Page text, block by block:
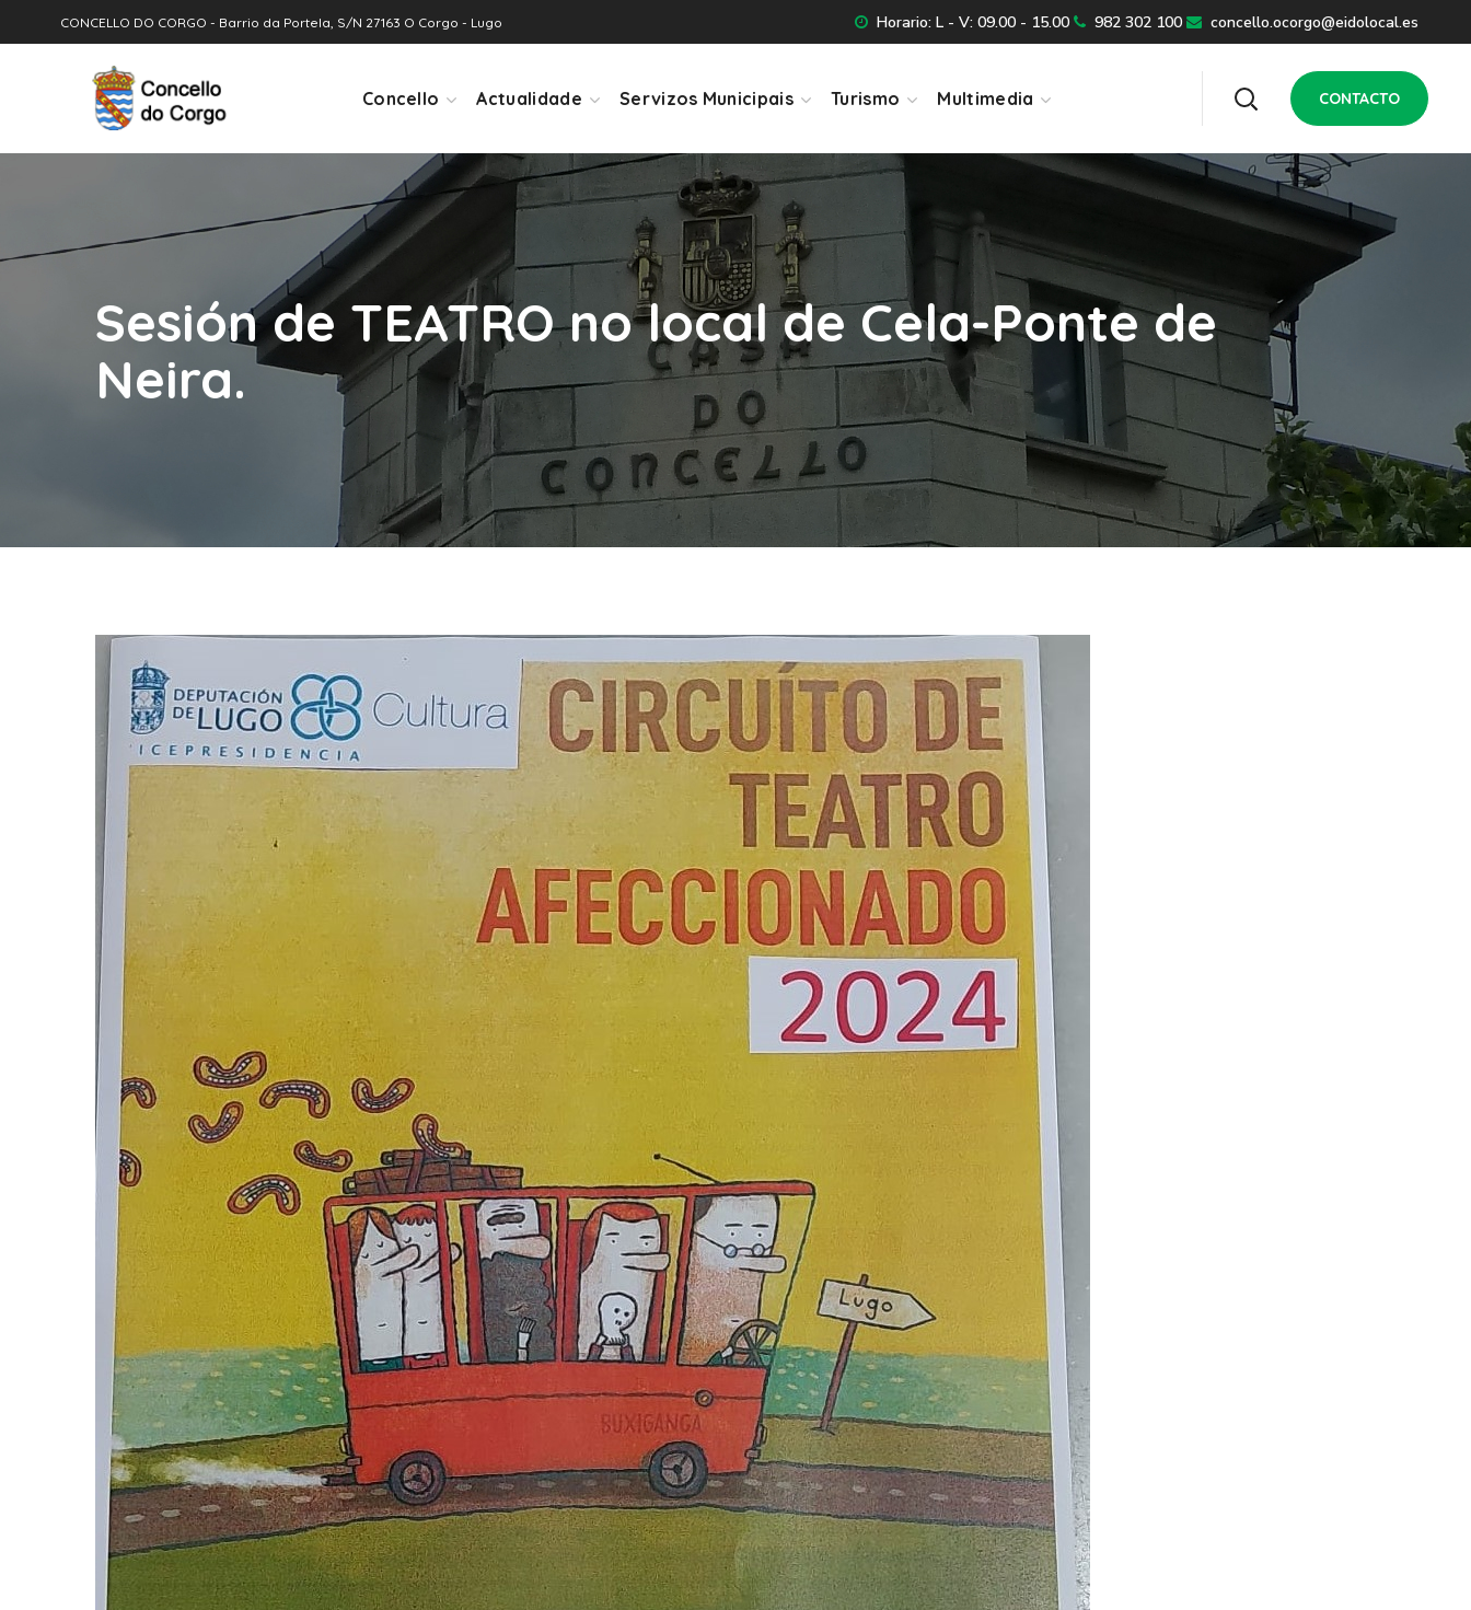
CONCELLO DO CORGO - Barrio da Portela, S/N 27163 O Corgo - Lugo Horario: L - V: 09.00 - 15.00 982 302 100 concello.ocorgo@eidolocal.es
Concello Actualidade Servizos Municipais Turismo Multimedia CONTACTO
Sesión de TEATRO no local de Cela-Ponte de
Neira.